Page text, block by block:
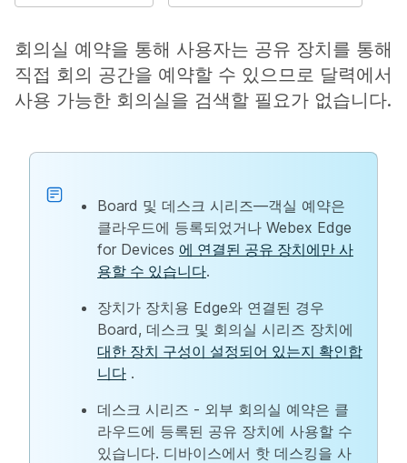
회의실 예약을 통해 사용자는 공유 장치를 통해
직접 회의 공간을 예약할 수 있으므로 달력에서
사용 가능한 회의실을 검색할 필요가 없습니다.
Board 및 데스크 시리즈—객실 예약은
클라우드에 등록되었거나 Webex Edge
for Devices 에 연결된 공유 장치에만 사
용할 수 있습니다.
장치가 장치용 Edge와 연결된 경우
Board, 데스크 및 회의실 시리즈 장치에
대한 장치 구성이 설정되어 있는지 확인합
니다 .
데스크 시리즈 - 외부 회의실 예약은 클
라우드에 등록된 공유 장치에 사용할 수
있습니다. 디바이스에서 핫 데스킹을 사